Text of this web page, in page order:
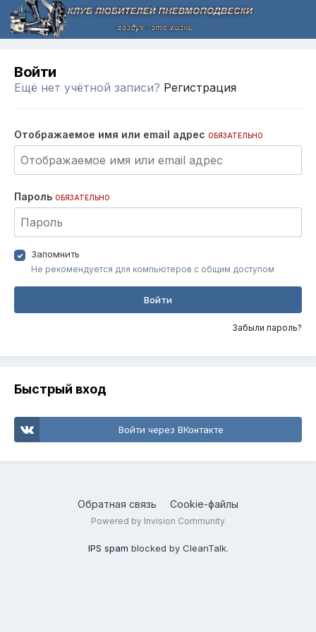
Войти
Ещё нет учётной записи? Регистрация
Отображаемое имя или email адрес ОБЯЗАТЕЛЬНО
Пароль ОБЯЗАТЕЛЬНО
Запомнить
Не рекомендуется для компьютеров с общим доступом
Войти
Забыли пароль?
Быстрый вход
Войти через ВКонтакте
Обратная связь Cookie-файлы
Powered by Invision Community
IPS spam blocked by CleanTalk.